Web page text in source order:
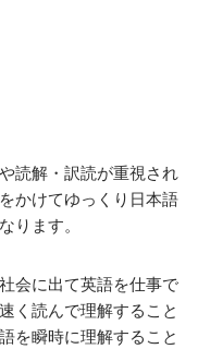
読解・訳読が重視され
かけてゆっくり日本語
ります。
会に出て英語を仕事で
く読んで理解すること
を瞬時に理解すること